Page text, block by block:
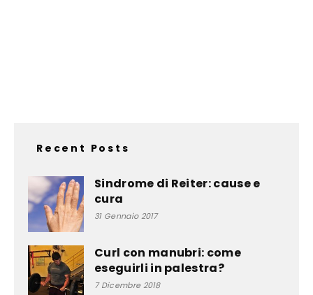
Recent Posts
Sindrome di Reiter: cause e
cura
31 Gennaio 2017
Curl con manubri: come
eseguirli in palestra?
7 Dicembre 2018